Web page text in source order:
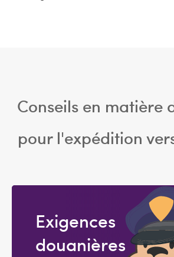
Conseils en matière
pour l'expédition
Exigences
douanières